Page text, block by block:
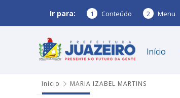
Ir para: 1 Conteúdo 2 Menu
Início
Início MARIA IZABEL MARTINS